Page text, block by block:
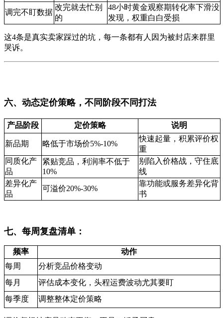
调完不盯数据
改完就去忙别
的
48小时黄金观察期转化率下滑没
发现，权重白白受损
这4条是真实卖家踩过的坑，每一条都有人因为被封店来群里
哭诉。
六、动态定价策略，不同阶段不同打法
产品阶段 定价策略 说明
新品期 略低于市场价5%-10%
快速起量，积累评价权
重
同质化产
品
紧贴竞品，利润率不低于
10%
别陷入价格战，守住底
线
差异化产
品
可溢价20%-30%
靠功能或服务差异化背
书
七、每周复盘清单：
频率
动作
每周
分析竞品价格变动
每月
评估成本变化，头程运费波动尤其要盯
每季度
调整整体定价策略